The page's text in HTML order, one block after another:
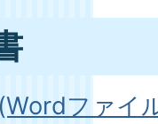
ファイ